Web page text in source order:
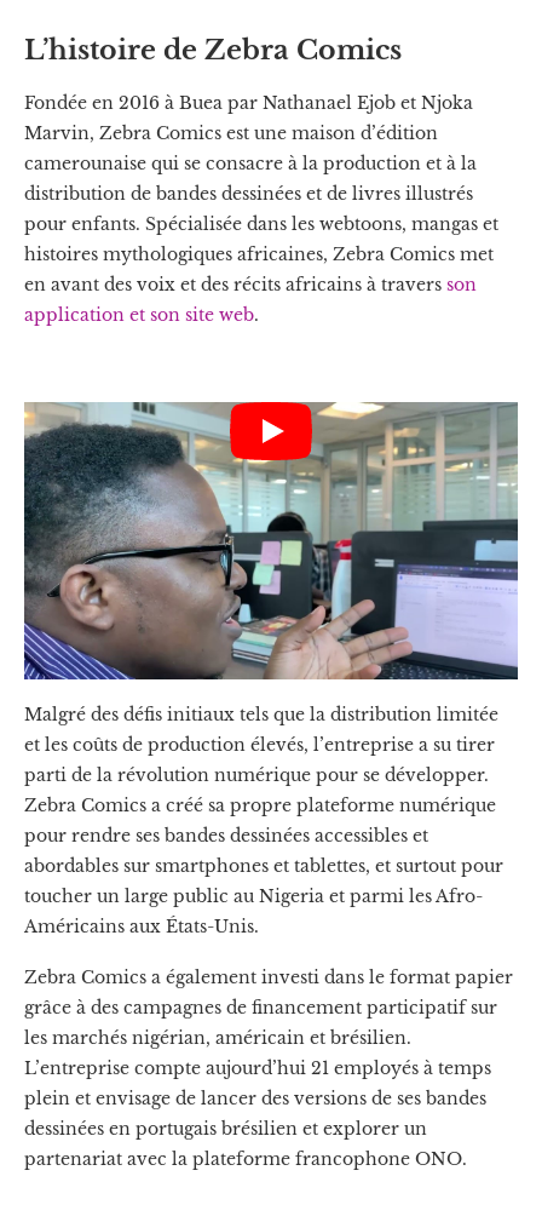
L’histoire de Zebra Comics
Fondée en 2016 à Buea par Nathanael Ejob et Njoka
Marvin, Zebra Comics est une maison d’édition
camerounaise qui se consacre à la production et à la
distribution de bandes dessinées et de livres illustrés
pour enfants. Spécialisée dans les webtoons, mangas et
histoires mythologiques africaines, Zebra Comics met
en avant des voix et des récits africains à travers son
application et son site web.
Malgré des défis initiaux tels que la distribution limitée
et les coûts de production élevés, l’entreprise a su tirer
parti de la révolution numérique pour se développer.
Zebra Comics a créé sa propre plateforme numérique
pour rendre ses bandes dessinées accessibles et
abordables sur smartphones et tablettes, et surtout pour
toucher un large public au Nigeria et parmi les Afro-
Américains aux États-Unis.
Zebra Comics a également investi dans le format papier
grâce à des campagnes de financement participatif sur
les marchés nigérian, américain et brésilien.
L’entreprise compte aujourd’hui 21 employés à temps
plein et envisage de lancer des versions de ses bandes
dessinées en portugais brésilien et explorer un
partenariat avec la plateforme francophone ONO.